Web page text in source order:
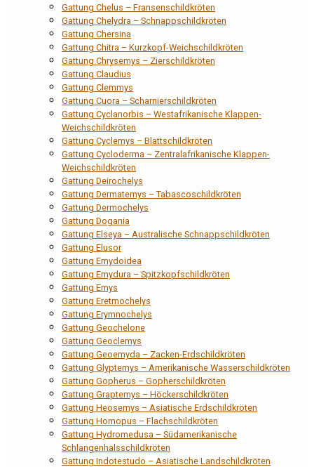
Gattung Chelus – Fransenschildkröten
Gattung Chelydra – Schnappschildkröten
Gattung Chersina
Gattung Chitra – Kurzkopf-Weichschildkröten
Gattung Chrysemys – Zierschildkröten
Gattung Claudius
Gattung Clemmys
Gattung Cuora – Scharnierschildkröten
Gattung Cyclanorbis – Westafrikanische Klappen-
Weichschildkröten
Gattung Cyclemys – Blattschildkröten
Gattung Cycloderma – Zentralafrikanische Klappen-
Weichschildkröten
Gattung Deirochelys
Gattung Dermatemys – Tabascoschildkröten
Gattung Dermochelys
Gattung Dogania
Gattung Elseya – Australische Schnappschildkröten
Gattung Elusor
Gattung Emydoidea
Gattung Emydura – Spitzkopfschildkröten
Gattung Emys
Gattung Eretmochelys
Gattung Erymnochelys
Gattung Geochelone
Gattung Geoclemys
Gattung Geoemyda – Zacken-Erdschildkröten
Gattung Glyptemys – Amerikanische Wasserschildkröten
Gattung Gopherus – Gopherschildkröten
Gattung Graptemys – Höckerschildkröten
Gattung Heosemys – Asiatische Erdschildkröten
Gattung Homopus – Flachschildkröten
Gattung Hydromedusa – Südamerikanische
Schlangenhalsschildkröten
Gattung Indotestudo – Asiatische Landschildkröten